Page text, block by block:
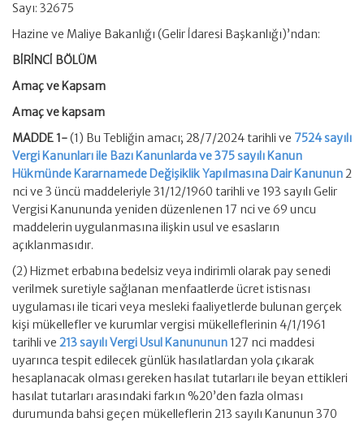
Sayı: 32675
Hazine ve Maliye Bakanlığı (Gelir İdaresi Başkanlığı)’ndan:
BİRİNCİ BÖLÜM
Amaç ve Kapsam
Amaç ve kapsam
MADDE 1-(1) Bu Tebliğin amacı; 28/7/2024 tarihli ve 7524 sayılı
Vergi Kanunları ile Bazı Kanunlarda ve 375 sayılı Kanun
Hükmünde Kararnamede Değişiklik Yapılmasına Dair Kanunun2
nci ve 3 üncü maddeleriyle 31/12/1960 tarihli ve 193 sayılı Gelir
Vergisi Kanununda yeniden düzenlenen 17 nci ve 69 uncu
maddelerin uygulanmasına ilişkin usul ve esasların
açıklanmasıdır.
(2) Hizmet erbabına bedelsiz veya indirimli olarak pay senedi
verilmek suretiyle sağlanan menfaatlerde ücret istisnası
uygulaması ile ticari veya mesleki faaliyetlerde bulunan gerçek
kişi mükellefler ve kurumlar vergisi mükelleflerinin 4/1/1961
tarihli ve 213 sayılı Vergi Usul Kanununun 127 nci maddesi
uyarınca tespit edilecek günlük hasılatlardan yola çıkarak
hesaplanacak olması gereken hasılat tutarları ile beyan ettikleri
hasılat tutarları arasındaki farkın %20’den fazla olması
durumunda bahsi geçen mükelleflerin 213 sayılı Kanunun 370